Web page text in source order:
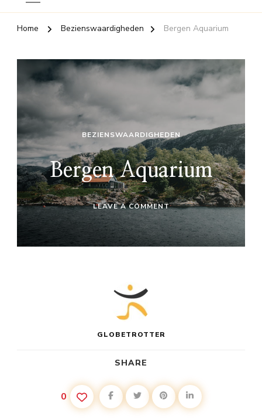
Home Bezienswaardigheden Bergen Aquarium
BEZIENSWAARDIGHEDEN
Bergen Aquarium
LEAVE A COMMENTON
BERGEN
AQUARIUM
GLOBETROTTER
SHARE
0